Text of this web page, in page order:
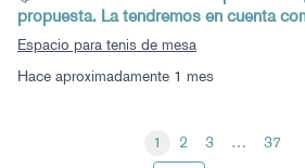
Hace aproximadamente 1 mes
propuesta. La tendremos en cuenta
Espacio para tenis de mesa
1 2 3 … 37